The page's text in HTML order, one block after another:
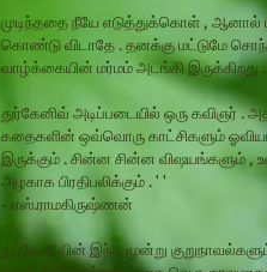
முடிந்ததை நீயே எடுத்துக்கொள் , ஆனால்
கொண்டு விடாதே . தனக்கு மட்டுமே
வாழ்க்கையின் மர்மம் அடங்கி இருக்கிறது .
துர்கேனிவ் அடிப்படையில் ஒரு கவிஞர் .
கதைகளின் ஒவ்வொரு காட்சிகளும்
இருக்கும் . சின்ன சின்ன விஷயங்களும் ,
அழகாக பிரதிபலிக்கும் . ' '
- எஸ்.ராமகிருஷ்ணன்
துர்கேனிவின் இந்த மூன்று